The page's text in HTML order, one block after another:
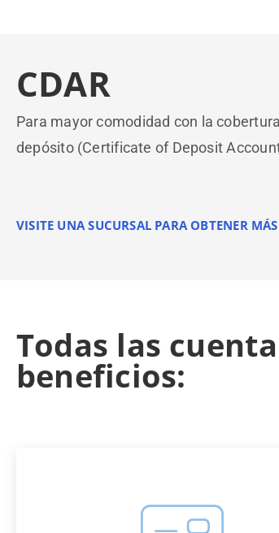
CDAR
Para mayor comodidad con la
depósito (Certificate of Deposit
VISITE UNA SUCURSAL PARA OBTENER
Todas las
beneficios: